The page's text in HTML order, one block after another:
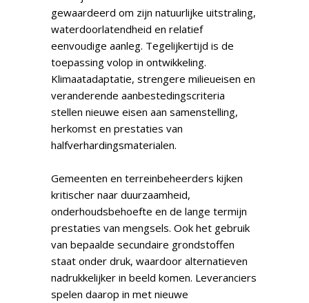
gewaardeerd om zijn natuurlijke uitstraling,
waterdoorlatendheid en relatief
eenvoudige aanleg. Tegelijkertijd is de
toepassing volop in ontwikkeling.
Klimaatadaptatie, strengere milieueisen en
veranderende aanbestedingscriteria
stellen nieuwe eisen aan samenstelling,
herkomst en prestaties van
halfverhardingsmaterialen.
Gemeenten en terreinbeheerders kijken
kritischer naar duurzaamheid,
onderhoudsbehoefte en de lange termijn
prestaties van mengsels. Ook het gebruik
van bepaalde secundaire grondstoffen
staat onder druk, waardoor alternatieven
nadrukkelijker in beeld komen. Leveranciers
spelen daarop in met nieuwe